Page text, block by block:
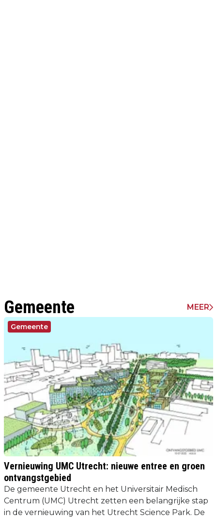
Gemeente MEER
Gemeente
Vernieuwing UMC Utrecht: nieuwe entree en groen
ontvangstgebied
De gemeente Utrecht en het Universitair Medisch
Centrum (UMC) Utrecht zetten een belangrijke stap
in de vernieuwing van het Utrecht Science Park. De